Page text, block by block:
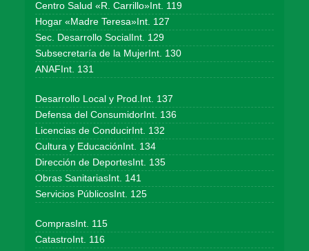
Centro Salud «R. Carrillo»Int. 119
Hogar «Madre Teresa»Int. 127
Sec. Desarrollo SocialInt. 129
Subsecretaría de la MujerInt. 130
ANAFInt. 131
Desarrollo Local y Prod.Int. 137
Defensa del ConsumidorInt. 136
Licencias de ConducirInt. 132
Cultura y EducaciónInt. 134
Dirección de DeportesInt. 135
Obras SanitariasInt. 141
Servicios PúblicosInt. 125
ComprasInt. 115
CatastroInt. 116